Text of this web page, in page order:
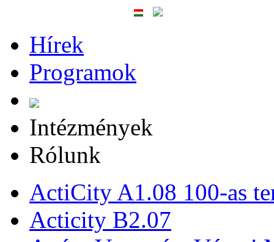
Hírek
Programok
Intézmények
Rólunk
ActiCity A1.08 100-as
Acticity B2.07